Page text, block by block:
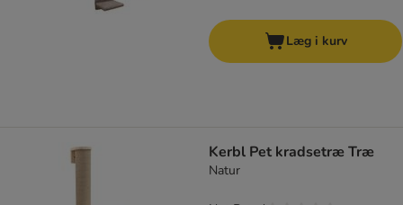
Læg i kurv
Kerbl Pet kradsetræ Træ
Natur